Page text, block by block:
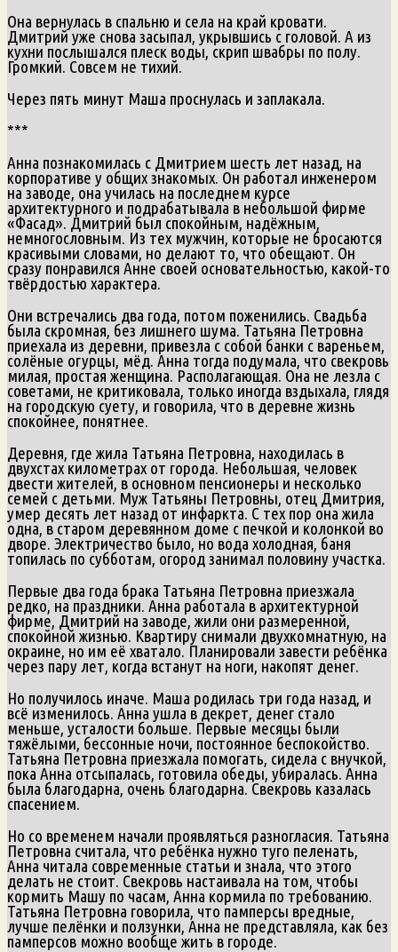
Она вернулась в спальню и села на край кровати.
Дмитрий уже снова засыпал, укрывшись с головой. А из
кухни послышался плеск воды, скрип швабры по полу.
Громкий. Совсем не тихий.
Через пять минут Маша проснулась и заплакала.
***
Анна познакомилась с Дмитрием шесть лет назад, на
корпоративе у общих знакомых. Он работал инженером
на заводе, она училась на последнем курсе
архитектурного и подрабатывала в небольшой фирме
«Фасад». Дмитрий был спокойным, надёжным,
немногословным. Из тех мужчин, которые не бросаются
красивыми словами, но делают то, что обещают. Он
сразу понравился Анне своей основательностью, какой-то
твёрдостью характера.
Они встречались два года, потом поженились. Свадьба
была скромная, без лишнего шума. Татьяна Петровна
приехала из деревни, привезла с собой банки с вареньем,
солёные огурцы, мёд. Анна тогда подумала, что свекровь
милая, простая женщина. Располагающая. Она не лезла с
советами, не критиковала, только иногда вздыхала, глядя
на городскую суету, и говорила, что в деревне жизнь
спокойнее, понятнее.
Деревня, где жила Татьяна Петровна, находилась в
двухстах километрах от города. Небольшая, человек
двести жителей, в основном пенсионеры и несколько
семей с детьми. Муж Татьяны Петровны, отец Дмитрия,
умер десять лет назад от инфаркта. С тех пор она жила
одна, в старом деревянном доме с печкой и колонкой во
дворе. Электричество было, но вода холодная, баня
топилась по субботам, огород занимал половину участка.
Первые два года брака Татьяна Петровна приезжала
редко, на праздники. Анна работала в архитектурной
фирме, Дмитрий на заводе, жили они размеренной,
спокойной жизнью. Квартиру снимали двухкомнатную, на
окраине, но им её хватало. Планировали завести ребёнка
через пару лет, когда встанут на ноги, накопят денег.
Но получилось иначе. Маша родилась три года назад, и
всё изменилось. Анна ушла в декрет, денег стало
меньше, усталости больше. Первые месяцы были
тяжёлыми, бессонные ночи, постоянное беспокойство.
Татьяна Петровна приезжала помогать, сидела с внучкой,
пока Анна отсыпалась, готовила обеды, убиралась. Анна
была благодарна, очень благодарна. Свекровь казалась
спасением.
Но со временем начали проявляться разногласия. Татьяна
Петровна считала, что ребёнка нужно туго пеленать,
Анна читала современные статьи и знала, что этого
делать не стоит. Свекровь настаивала на том, чтобы
кормить Машу по часам, Анна кормила по требованию.
Татьяна Петровна говорила, что памперсы вредные,
лучше пелёнки и ползунки, Анна не представляла, как без
памперсов можно вообще жить в городе.